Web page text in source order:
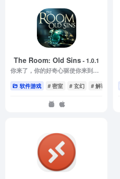
The Room: Old Sins- 1.0.1
你来了，你的好奇心驱使你来到了这里。这里是《迷室》
软件游戏 # 密室 # 玄幻 # 解谜